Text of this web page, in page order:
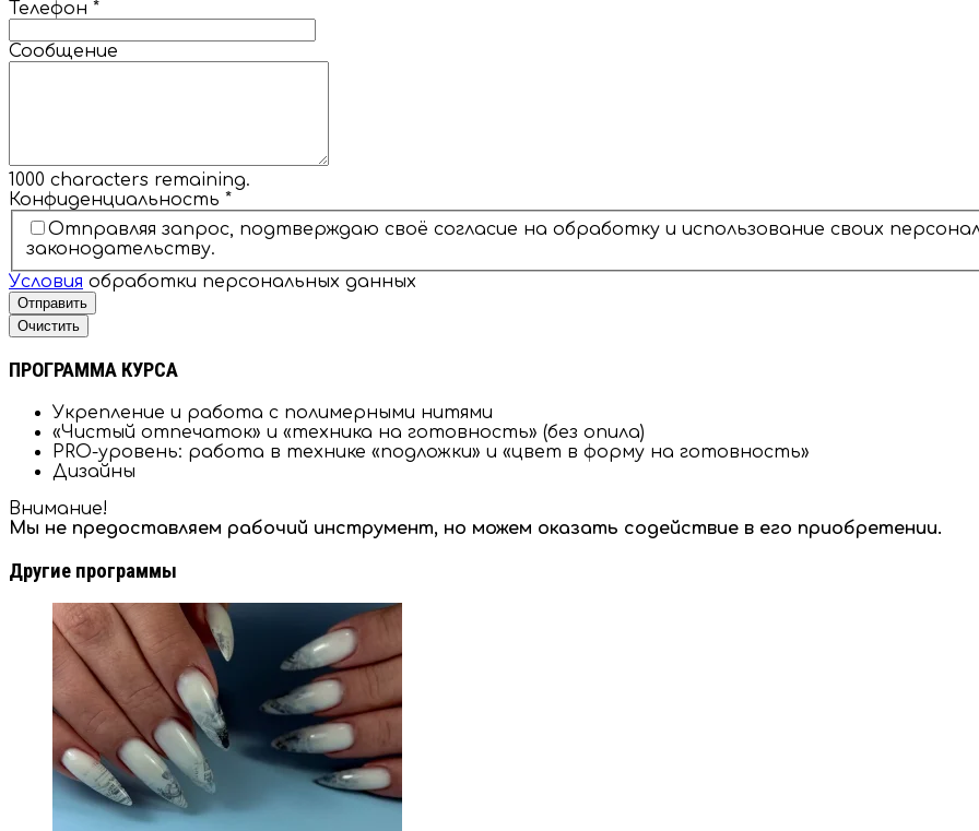
Телефон *
Сообщение
1000 characters remaining.
Конфиденциальность *
Отправляя запрос, подтверждаю своё согласие на обработку и использование своих
законодательству.
Условия обработки персональных данных
Отправить
Очистить
ПРОГРАММА КУРСА
Укрепление и работа с полимерными нитями
«Чистый отпечаток» и «техника на готовность» (без опила)
PRO-уровень: работа в технике «подложки» и «цвет в форму на готовность»
Дизайны
Внимание!
Мы не предоставляем рабочий инструмент, но можем оказать содействие в его приобретении.
Другие программы